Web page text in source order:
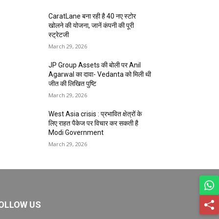
CaratLane बना रही है 40 नए स्टोर
खोलने की योजना, जानें कंपनी की पूरी
स्ट्रेटजी
March 29, 2026
JP Group Assets की बोली पर Anil
Agarwal का दावा- Vedanta को मिली थी
जीत की लिखित पुष्टि
March 29, 2026
West Asia crisis : प्रभावित क्षेत्रों के
लिए राहत पैकेज पर विचार कर सकती है
Modi Government
March 29, 2026
US